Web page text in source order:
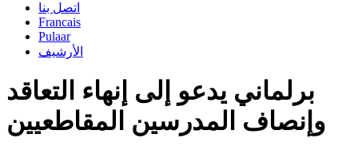
اتصل بنا
Francais
Pulaar
الأرشيف
برلماني يدعو إلى إنهاء التعاقد
وإنصاف المدرسين المقاطعيين